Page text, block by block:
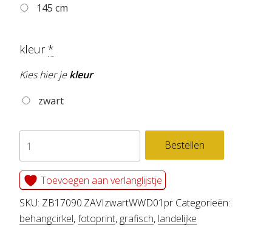
145 cm
kleur*
Kies hier jekleur
zwart
zelfklevend
behang
cirkel
ZAVI
zwart
Bestellen
Toevoegen aan verlanglijstje
SKU: ZB17090.ZAVIzwartWWD01pr Categorieën:
behangcirkel,fotoprint, grafisch, landelijke